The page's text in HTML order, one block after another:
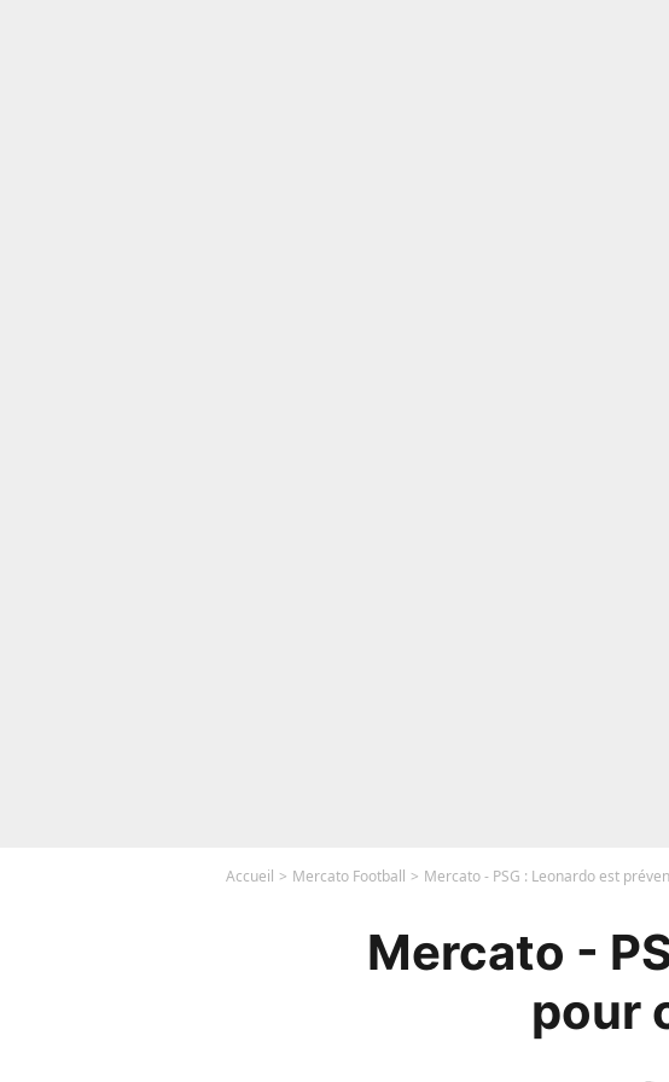
Accueil Mercato Football Mercato - PSG : Leonardo est
Mercato -
pour